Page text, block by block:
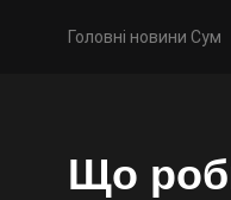
Головні новини Сум
Що